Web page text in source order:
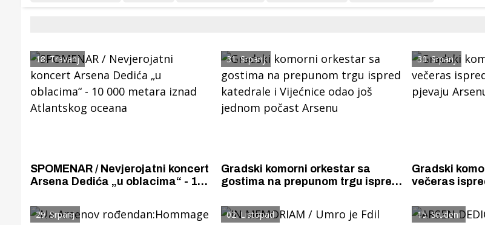
18. Travanj
SPOMENAR / Nevjerojatni koncert
Arsena Dedića „u oblacima“ - 10
oceana
31. Srpanj
Gradski komorni orkestar sa
gostima na prepunom trgu ispred
jednom počast Arsenu
30. Srpanj
Gradski
večeras
29. Srpanj 02. Listopad 15. Studeni